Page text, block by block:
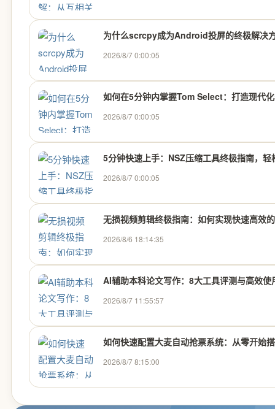
为什么scrcpy成为Android投屏的终极解决
2026/8/7 0:00:05
如何在5分钟内掌握Tom Select：打造现代
2026/8/7 0:00:05
5分钟快速上手：NSZ压缩工具终极指南，
2026/8/7 0:00:05
无损视频剪辑终极指南：如何实现快速高效
2026/8/6 18:14:35
AI辅助本科论文写作：8大工具评测与高效使
2026/8/7 11:55:57
如何快速配置大麦自动抢票系统：从零开始
2026/8/7 8:15:00